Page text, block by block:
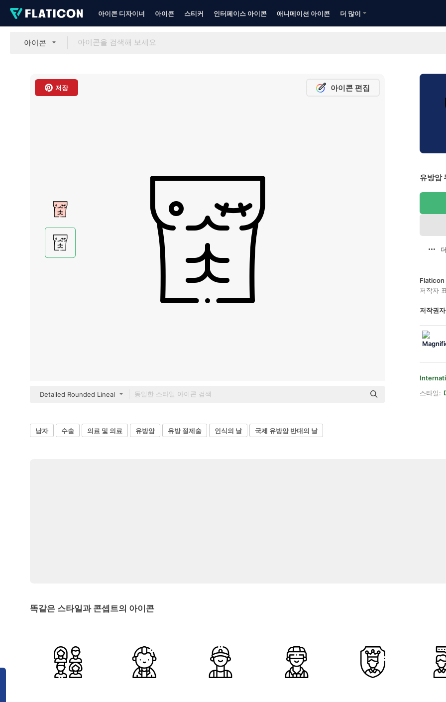
아이콘 디자이너 아이콘 스티커 인터페이스 아이콘 애니메이션 아이콘 더 많이
아이콘
저장 아이콘 편집
Detailed Rounded Lineal
유방암
Flaticon
저작자
저작권
스타일:
남자 수술 의료 및 의료 유방암 유방 절제술 인식의 날 국제 유방암 반대의 날
똑같은 스타일과 콘셉트의 아이콘